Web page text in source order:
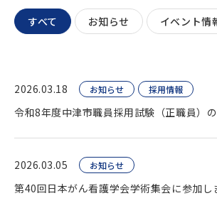
すべて お知らせ イベント情
2026.03.18 お知らせ 採用情報
令和8年度中津市職員採用試験（正職員）
2026.03.05 お知らせ
第40回日本がん看護学会学術集会に参加し